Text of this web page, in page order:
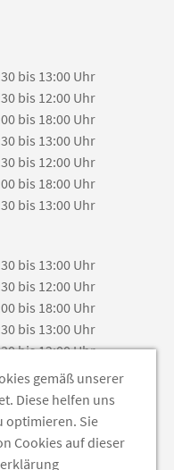
bis 13:00 Uhr
bis 12:00 Uhr
bis 18:00 Uhr
bis 13:00 Uhr
bis 12:00 Uhr
bis 18:00 Uhr
bis 13:00 Uhr
bis 13:00 Uhr
bis 12:00 Uhr
bis 18:00 Uhr
bis 13:00 Uhr
bis 12:00 Uhr
bis 18:00 Uhr
bis 13:00 Uhr
gemäß unserer
Diese helfen uns
optimieren. Sie
Cookies auf dieser